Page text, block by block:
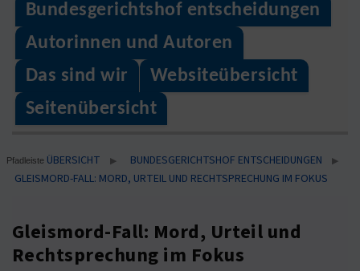
Bundesgerichtshof entscheidungen
Autorinnen und Autoren
Das sind wir
Websiteübersicht
Seitenübersicht
Pfadleiste ÜBERSICHT ▶ BUNDESGERICHTSHOF ENTSCHEIDUNGEN ▶
GLEISMORD-FALL: MORD, URTEIL UND RECHTSPRECHUNG IM FOKUS
Gleismord-Fall: Mord, Urteil und
Rechtsprechung im Fokus